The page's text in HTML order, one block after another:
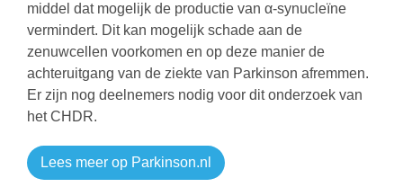
middel dat mogelijk de productie van α-synucleïne
vermindert. Dit kan mogelijk schade aan de
zenuwcellen voorkomen en op deze manier de
achteruitgang van de ziekte van Parkinson afremmen.
Er zijn nog deelnemers nodig voor dit onderzoek van
het CHDR.
Lees meer op Parkinson.nl